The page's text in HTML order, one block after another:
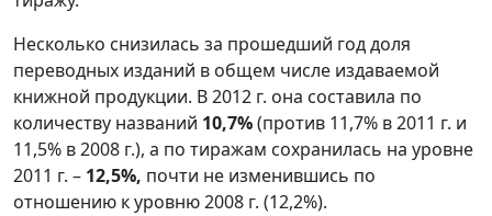
Несколько снизилась за прошедший год доля
переводных изданий в общем числе издаваемой
книжной продукции. В 2012 г. она составила по
количеству названий 10,7%(против 11,7% в 2011 г. и
11,5% в 2008 г.), а по тиражам сохранилась на уровне
2011 г. – 12,5%, почти не изменившись по
отношению к уровню 2008 г. (12,2%).